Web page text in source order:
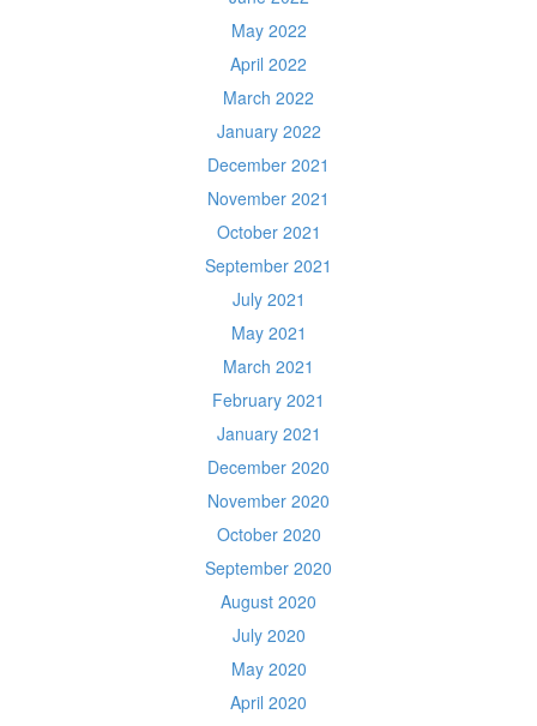
May 2022
April 2022
March 2022
January 2022
December 2021
November 2021
October 2021
September 2021
July 2021
May 2021
March 2021
February 2021
January 2021
December 2020
November 2020
October 2020
September 2020
August 2020
July 2020
May 2020
April 2020